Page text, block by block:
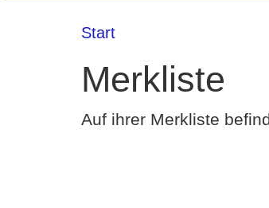
Start
Merkliste
Auf ihrer Merkliste